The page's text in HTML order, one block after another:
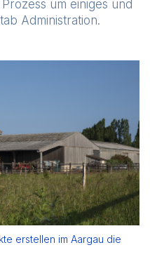
um einiges und
Administration.
erstellen im Aargau die